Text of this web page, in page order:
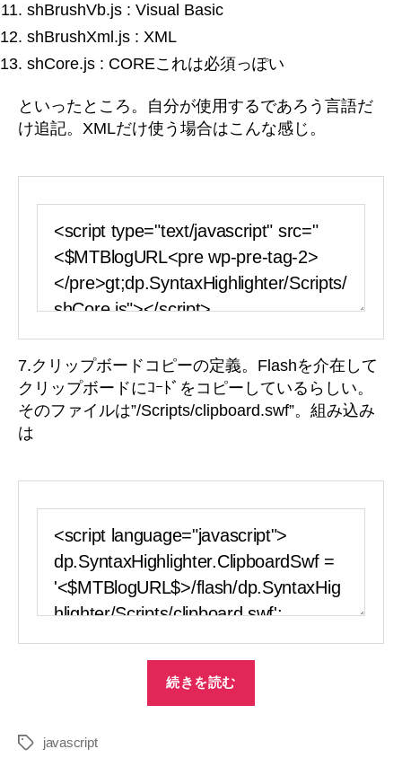
shBrushVb.js : Visual Basic
shBrushXml.js : XML
shCore.js : COREこれは必須っぽい
といったところ。自分が使用するであろう言語だ
け追記。XMLだけ使う場合はこんな感じ。
7.クリップボードコピーの定義。Flashを介在して
クリップボードにｺｰﾄﾞをコピーしているらしい。
そのファイルは”/Scripts/clipboard.swf”。組み込み
は
続きを読む
タ
javascript